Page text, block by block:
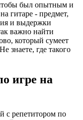
был опытным и
гитаре - предмет,
и выдержки
важно найти
который сумеет
знаете, где такого
игре на
с репетитором по